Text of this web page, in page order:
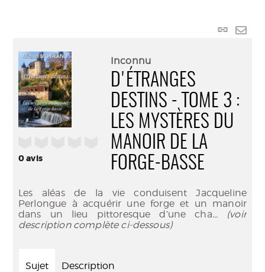
Lien
0avis
Inconnu
D'ÉTRANGES
DESTINS - TOME 3 :
LES MYSTÈRES DU
MANOIR DE LA
FORGE-BASSE
Les aléas de la vie conduisent Jacqueline
Perlongue à acquérir une forge et un manoir
dans un lieu pittoresque d’une cha... (voir
description complète ci-dessous)
Sujet Description